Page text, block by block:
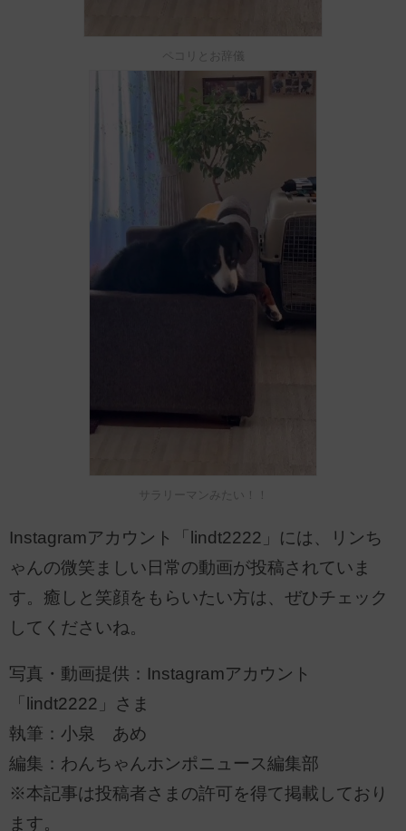
ペコリとお辞儀
サラリーマンみたい！！
Instagramアカウント「lindt2222」には、リンち
ゃんの微笑ましい日常の動画が投稿されていま
す。癒しと笑顔をもらいたい方は、ぜひチェック
してくださいね。
写真・動画提供：Instagramアカウント
「lindt2222」さま
執筆：小泉 あめ
編集：わんちゃんホンポニュース編集部
※本記事は投稿者さまの許可を得て掲載しており
ます。